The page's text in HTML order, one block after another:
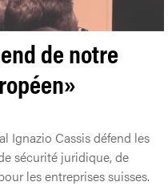
de notre
Ignazio Cassis défend les
sécurité juridique, de
les entreprises suisses.